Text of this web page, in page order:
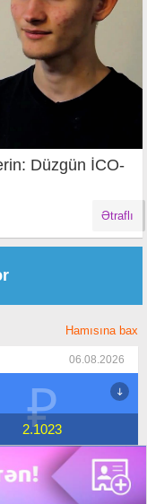
Düzgün İCO-
Ətraflı
Hamısına bax
06.08.2026
$
USD